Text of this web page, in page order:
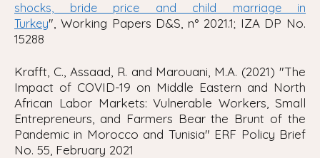
shocks, bride price and child marriage in
Turkey", Working Papers D&S, n° 2021.1; IZA DP No.
15288
Krafft, C., Assaad, R. and Marouani, M.A. (2021) "The
Impact of COVID-19 on Middle Eastern and North
African Labor Markets: Vulnerable Workers, Small
Entrepreneurs, and Farmers Bear the Brunt of the
Pandemic in Morocco and Tunisia" ERF Policy Brief
No. 55, February 2021